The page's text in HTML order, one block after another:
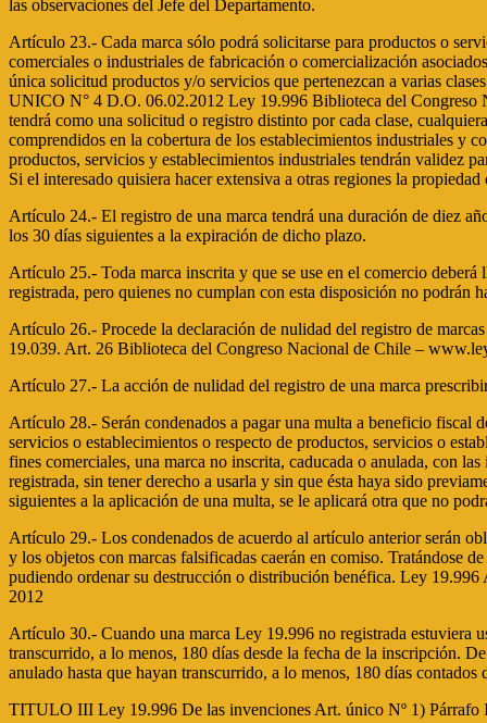
las observaciones del Jefe del Departamento.
Artículo 23.- Cada marca sólo podrá solicitarse para productos o
comerciales o industriales de fabricación o comercialización
única solicitud productos y/o servicios que pertenezcan a varias
UNICO N° 4 D.O. 06.02.2012 Ley 19.996 Biblioteca del Congreso
tendrá como una solicitud o registro distinto por cada clase,
comprendidos en la cobertura de los establecimientos industriales y
productos, servicios y establecimientos industriales tendrán validez
Si el interesado quisiera hacer extensiva a otras regiones la
Artículo 24.- El registro de una marca tendrá una duración de diez
los 30 días siguientes a la expiración de dicho plazo.
Artículo 25.- Toda marca inscrita y que se use en el comercio
registrada, pero quienes no cumplan con esta disposición no podrán
Artículo 26.- Procede la declaración de nulidad del registro de
19.039. Art. 26 Biblioteca del Congreso Nacional de Chile –
Artículo 27.- La acción de nulidad del registro de una marca
Artículo 28.- Serán condenados a pagar una multa a beneficio fiscal
servicios o establecimientos o respecto de productos, servicios o
fines comerciales, una marca no inscrita, caducada o anulada, con
registrada, sin tener derecho a usarla y sin que ésta haya sido
siguientes a la aplicación de una multa, se le aplicará otra que no
Artículo 29.- Los condenados de acuerdo al artículo anterior serán
y los objetos con marcas falsificadas caerán en comiso. Tratándose
pudiendo ordenar su destrucción o distribución benéfica. Ley
2012
Artículo 30.- Cuando una marca Ley 19.996 no registrada estuviera
transcurrido, a lo menos, 180 días desde la fecha de la inscripción.
anulado hasta que hayan transcurrido, a lo menos, 180 días
TITULO III Ley 19.996 De las invenciones Art. único Nº 1)